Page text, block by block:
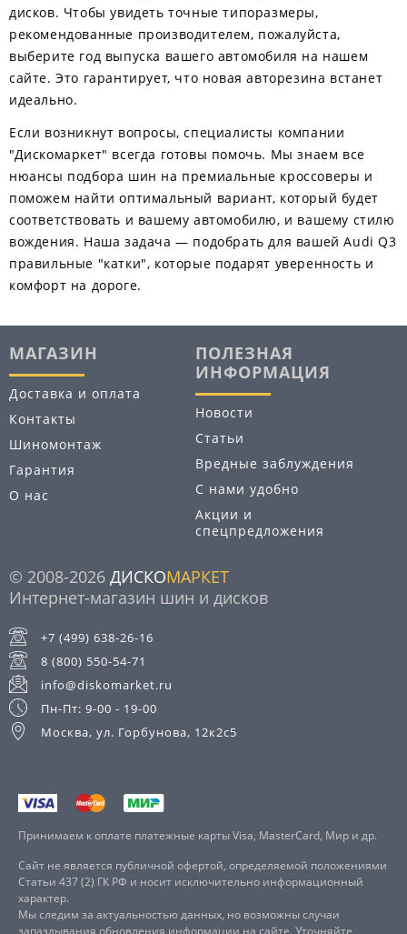
дисков. Чтобы увидеть точные типоразмеры,
рекомендованные производителем, пожалуйста,
выберите год выпуска вашего автомобиля на нашем
сайте. Это гарантирует, что новая авторезина встанет
идеально.
Если возникнут вопросы, специалисты компании
"Дискомаркет" всегда готовы помочь. Мы знаем все
нюансы подбора шин на премиальные кроссоверы и
поможем найти оптимальный вариант, который будет
соответствовать и вашему автомобилю, и вашему стилю
вождения. Наша задача — подобрать для вашей Audi Q3
правильные "катки", которые подарят уверенность и
комфорт на дороге.
МАГАЗИН
Доставка и оплата
Контакты
Шиномонтаж
Гарантия
О нас
ПОЛЕЗНАЯ
ИНФОРМАЦИЯ
Новости
Статьи
Вредные заблуждения
С нами удобно
Акции и
спецпредложения
© 2008-2026 ДИСКОМАРКЕТ
Интернет-магазин шин и дисков
+7 (499) 638-26-16
8 (800) 550-54-71
info@diskomarket.ru
Пн-Пт: 9-00 - 19-00
Москва, ул. Горбунова, 12к2с5
Принимаем к оплате платежные карты Visa, MasterCard, Мир и др.
Сайт не является публичной офертой, определяемой положениями
Статьи 437 (2) ГК РФ и носит исключительно информационный
характер.
Мы следим за актуальностью данных, но возможны случаи
запаздывания обновления информации на сайте. Уточняйте